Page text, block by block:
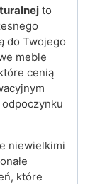
to
do Twojego
meble
cenią
niewielkimi
które